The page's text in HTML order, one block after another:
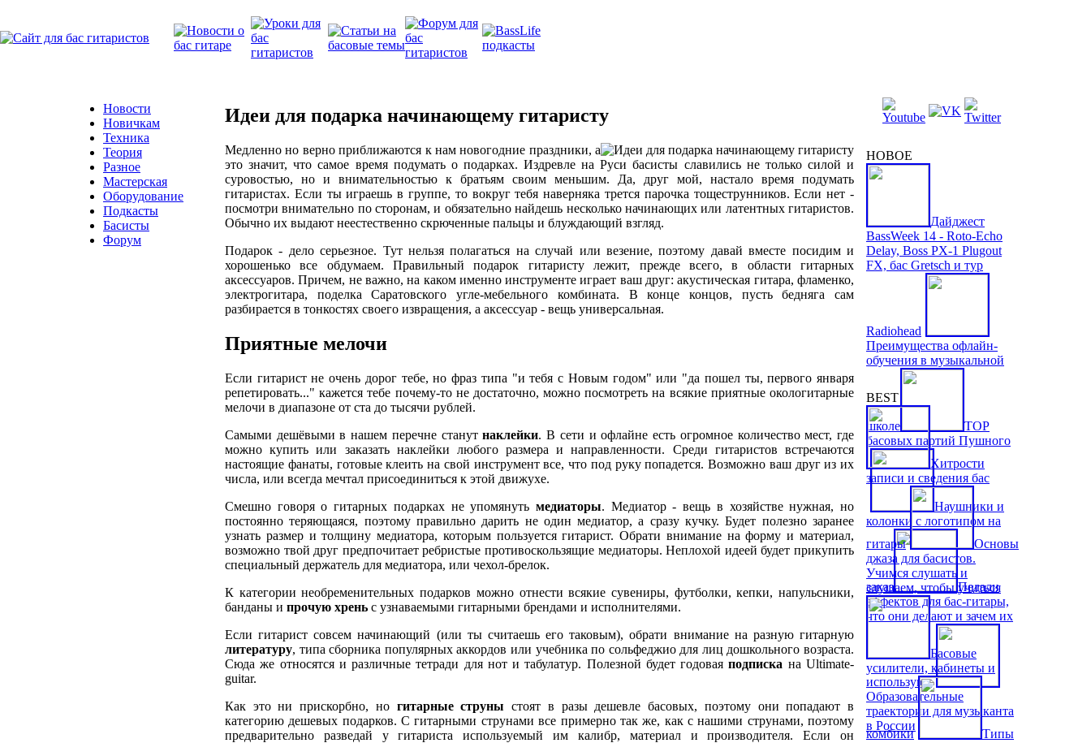
Новости
Новичкам
Техника
Теория
Разное
Мастерская
Оборудование
Подкасты
Басисты
Форум
Идеи для подарка начинающему гитаристу
Медленно но верно приближаются к нам новогодние праздники, а
это значит, что самое время подумать о подарках. Издревле на Руси басисты славились не только силой и
суровостью, но и внимательностью к братьям своим меньшим. Да, друг мой, настало время подумать
гитаристах. Если ты играешь в группе, то вокруг тебя наверняка трется парочка тощеструнников. Если нет -
посмотри внимательно по сторонам, и обязательно найдешь несколько начинающих или латентных гитаристов.
Обычно их выдают неестественно скрюченные пальцы и блуждающий взгляд.
Подарок - дело серьезное. Тут нельзя полагаться на случай или везение, поэтому давай вместе посидим и
хорошенько все обдумаем. Правильный подарок гитаристу лежит, прежде всего, в области гитарных
аксессуаров. Причем, не важно, на каком именно инструменте играет ваш друг: акустическая гитара, фламенко,
электрогитара, поделка Саратовского угле-мебельного комбината. В конце концов, пусть бедняга сам
разбирается в тонкостях своего извращения, а аксессуар - вещь универсальная.
Приятные мелочи
Если гитарист не очень дорог тебе, но фраз типа "и тебя с Новым годом" или "да пошел ты, первого января
репетировать..." кажется тебе почему-то не достаточно, можно посмотреть на всякие приятные окологитарные
мелочи в диапазоне от ста до тысячи рублей.
Самыми дешёвыми в нашем перечне станутнаклейки. В сети и офлайне есть огромное количество мест, где
можно купить или заказать наклейки любого размера и направленности. Среди гитаристов встречаются
настоящие фанаты, готовые клеить на свой инструмент все, что под руку попадется. Возможно ваш друг из их
числа, или всегда мечтал присоединиться к этой движухе.
Смешно говоря о гитарных подарках не упомянуть медиаторы. Медиатор - вещь в хозяйстве нужная, но
постоянно теряющаяся, поэтому правильно дарить не один медиатор, а сразу кучку. Будет полезно заранее
узнать размер и толщину медиатора, которым пользуется гитарист. Обрати внимание на форму и материал,
возможно твой друг предпочитает ребристые противоскользящие медиаторы. Неплохой идеей будет прикупить
специальный держатель для медиатора, или чехол-брелок.
К категории необременительных подарков можно отнести всякие сувениры, футболки, кепки, напульсники,
банданы и прочую хрень с узнаваемыми гитарными брендами и исполнителями.
Если гитарист совсем начинающий (или ты считаешь его таковым), обрати внимание на разную гитарную
литературу, типа сборника популярных аккордов или учебника по сольфеджио для лиц дошкольного возраста.
Сюда же относятся и различные тетради для нот и табулатур. Полезной будет годоваяподписка на Ultimate-
guitar.
Как это ни прискорбно, но гитарные струны стоят в разы дешевле басовых, поэтому они попадают в
категорию дешевых подарков. С гитарными струнами все примерно так же, как с нашими струнами, поэтому
предварительно разведай у гитариста используемый им калибр, материал и производителя. Если он
НОВОЕ
Дайджест
BassWeek 14 - Roto-Echo
Delay, Boss PX-1 Plugout
FX, бас Gretsch и тур
Radiohead
Преимущества офлайн-
обучения в музыкальной
школе
TOP
басовых партий Пушного
Наушники и
колонки с логотипом на
заказ
Педали
эффектов для бас-гитары,
что они делают и зачем их
используют
Образовательные
траектории для музыканта
в России
BEST
Хитрости
записи и сведения бас
гитары
Основы
джаза для басистов.
Учимся слушать и
слушаем, чтобы учиться
Басовые
усилители, кабинеты и
комбики
Типы